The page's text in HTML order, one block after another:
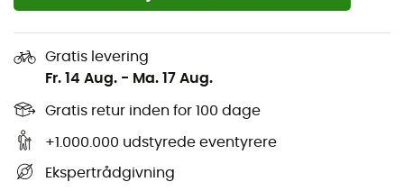
Gratis levering
Fr. 14 Aug. - Ma. 17 Aug.
Gratis retur inden for 100 dage
+1.000.000 udstyrede eventyrere
Ekspertrådgivning
2 lynlåslommer til hænderne
Alle sømme er tapede
Integrerede snefang med skridsikker kant
Lynlåsgylp med klap, trykknap og hægte
siderne, enkelt skyder